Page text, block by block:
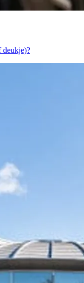
deukje)?